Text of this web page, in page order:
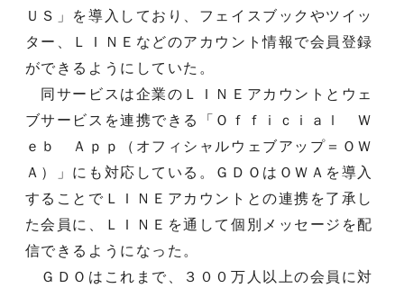
ＵＳ」を導入しており、フェイスブックやツイッ
ター、ＬＩＮＥなどのアカウント情報で会員登録
ができるようにしていた。
同サービスは企業のＬＩＮＥアカウントとウェ
ブサービスを連携できる「Ｏｆｆｉｃｉａｌ Ｗ
ｅｂ Ａｐｐ（オフィシャルウェブアップ＝ＯＷ
Ａ）」にも対応している。ＧＤＯはＯＷＡを導入
することでＬＩＮＥアカウントとの連携を了承し
た会員に、ＬＩＮＥを通して個別メッセージを配
信できるようになった。
ＧＤＯはこれまで、３００万人以上の会員に対